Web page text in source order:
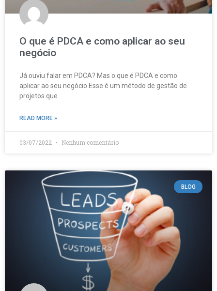
O que é PDCA e como aplicar ao seu
negócio
Já ouviu falar em PDCA? Mas o que é PDCA e como
aplicar ao seu negócio Esse é um método de gestão de
projetos que
READ MORE »
03/07/2022 Nenhum comentário
BLOG